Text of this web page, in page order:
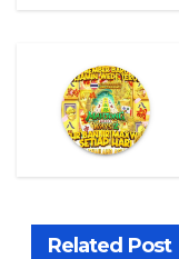
Related Post